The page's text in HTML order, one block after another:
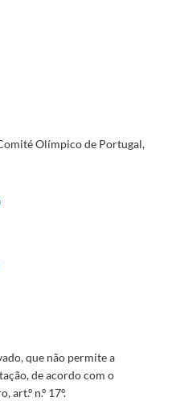
Olímpico de Portugal,
que não permite a
de acordo com o
art.º n.º 17º.